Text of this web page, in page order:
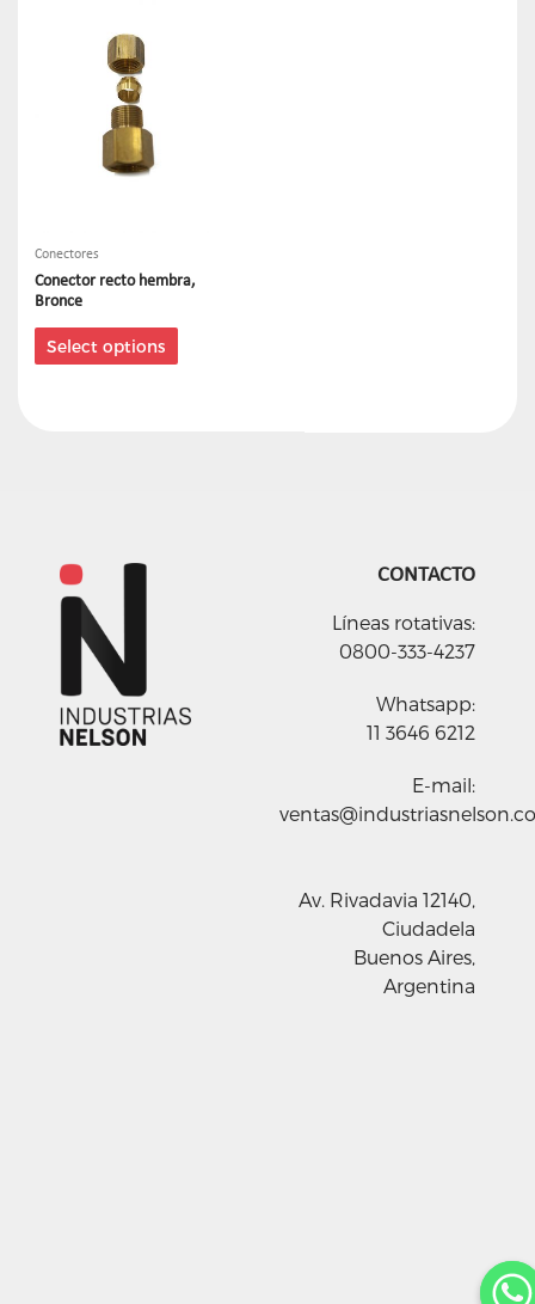
Conectores
Conector recto hembra,
Bronce
Select options
CONTACTO
Líneas rotativas:
0800-333-4237
Whatsapp:
11 3646 6212
E-mail:
Av. Rivadavia 12140,
Ciudadela
Buenos Aires,
Argentina